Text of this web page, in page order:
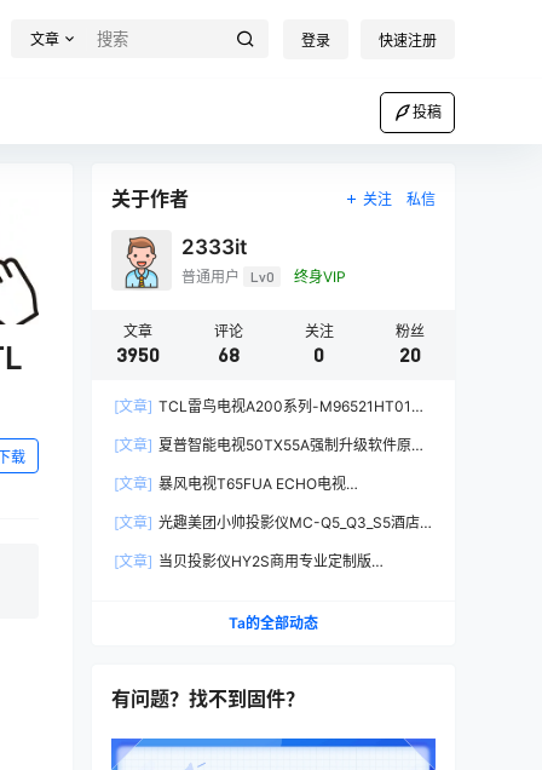
文章 登录 快速注册
投稿
载
关于作者 关注 私信
2333it
普通用户 Lv0 终身VIP
文章
3950
评论
68
关注
0
粉丝
20
[文章] TCL雷鸟电视A200系列-M96521HT01强
数据刷机包
[文章] 夏普智能电视50TX55A强制升级软件原厂
[文章] 暴风电视T65FUA ECHO电视
系统刷机固件升级包
[文章] 光趣美团小帅投影仪MC-Q5_Q3_S5酒店
[文章] 当贝投影仪HY2S商用专业定制版
Ta的全部动态
有问题？找不到固件？